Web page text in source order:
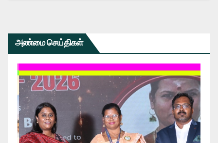
அண்மை செய்திகள்